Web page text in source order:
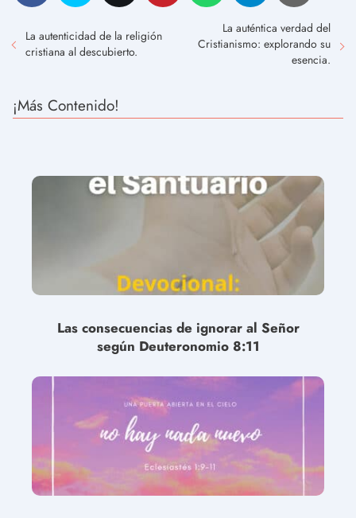
La autenticidad de la religión
cristiana al descubierto.
La auténtica verdad del
Cristianismo: explorando su
esencia.
¡Más Contenido!
Las consecuencias de ignorar al Señor
según Deuteronomio 8:11